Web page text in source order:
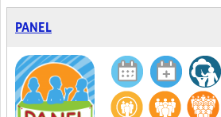
PANEL